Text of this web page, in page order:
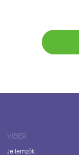
VIBER
Jellemzők